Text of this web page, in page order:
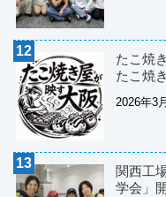
たこ焼
たこ焼
2026年3
関西工
学会」